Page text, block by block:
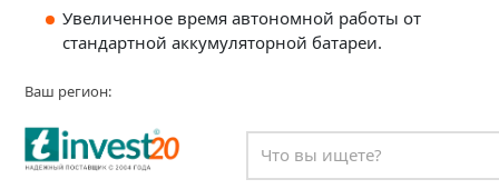
Увеличенное время автономной работы от
стандартной аккумуляторной батареи.